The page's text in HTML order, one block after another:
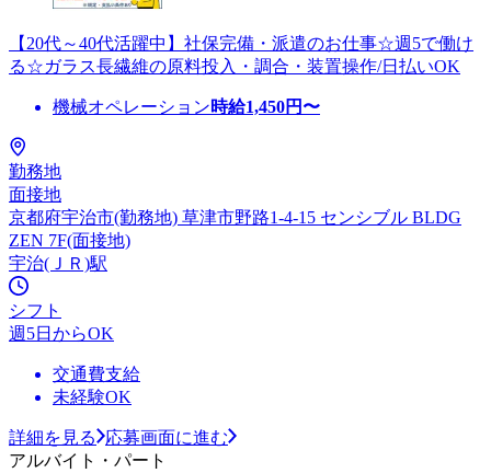
【20代～40代活躍中】社保完備・派遣のお仕事☆週5で働け
る☆ガラス長繊維の原料投入・調合・装置操作/日払いOK
機械オペレーション時給1,450円〜
勤務地
面接地
京都府宇治市(勤務地) 草津市野路1-4-15 センシブル BLDG
ZEN 7F(面接地)
宇治(ＪＲ)駅
シフト
週5日からOK
交通費支給
未経験OK
詳細を見る
応募画面に進む
アルバイト・パート